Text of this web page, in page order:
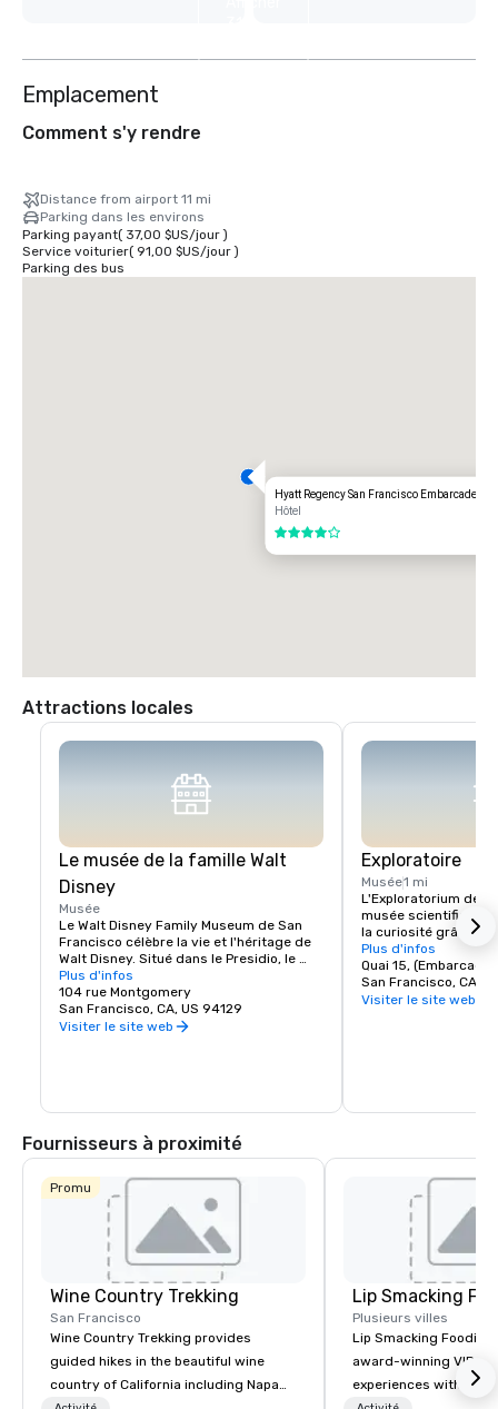
Emplacement
Comment s'y rendre
Distance from airport 11 mi
Parking dans les environs
Parking payant( 37,00 $US/jour)
Service voiturier( 91,00 $US/jour)
Parking des bus
Hyatt Regency San Francisco Embarcadero
Hôtel
4 sur 5
Attractions locales
Le musée de la famille Walt
Disney
Musée
Le Walt Disney Family Museum de San
Francisco célèbre la vie et l'héritage de
Walt Disney. Situé dans le Presidio, le
musée présente dix galeries présentant
des œuvres d'art originales, des
esquisses d'animation anciennes et des
expositions interactives. Les points forts
c'est une visite incontournable pour les
plus approfondi de la créativité qui sous-
tend la magie Disney.
Plus d'infos
104 rue Montgomery
San Francisco, CA, US 94129
Visiter le site web
Exploratoire
Musée1 mi
L'Exploratorium de
musée scientifique
la curiosité grâce à
interactives. Situé
plus de 600
peuvent explorer la
perception humaine.
incontournable pour
Plus d'infos
Quai 15,
San Francisco, CA,
Visiter le site web
Fournisseurs à proximité
Promu
Wine Country Trekking
San Francisco
Wine Country Trekking provides
guided hikes in the beautiful wine
country of California including Napa
Lip Smacking
Plusieurs villes
Lip Smacking Foodie
award-winning VIP
experiences with